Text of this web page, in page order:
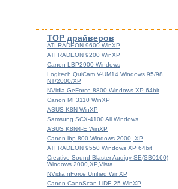
TOP драйверов
ATI RADEON 9600 WinXP
ATI RADEON 9200 WinXP
Canon LBP2900 Windows
Logitech QuiCam V-UM14 Windows 95/98,
NT/2000/XP
NVidia GeForce 8800 Windows XP 64bit
Canon MF3110 WinXP
ASUS K8N WinXP
Samsung SCX-4100 All Windows
ASUS K8N4-E WinXP
Canon lbp-800 Windows 2000, XP
ATI RADEON 9550 Windows XP 64bit
Creative Sound Blaster Audigy SE(SB0160)
Windows 2000,XP,Vista
NVidia nForce Unified WinXP
Canon CanoScan LiDE 25 WinXP